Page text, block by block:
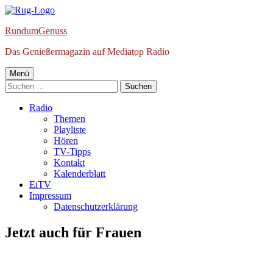
Springe
Inhalt
RundumGenuss
Das Genießermagazin auf Mediatop Radio
Primäres
Menü
Menü
Suchen
nach:
Radio
Themen
Playliste
Hören
TV-Tipps
Kontakt
Kalenderblatt
EiTV
Impressum
Datenschutzerklärung
Jetzt auch für Frauen